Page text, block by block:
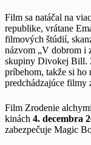
Film sa natáčal na
republike, vrátane
filmových štúdií,
názvom „V dobrom i
skupiny Divokej Bill.
príbehom, takže si
predchádzajúce filmy
Film Zrodenie
kinách 4. decembra
zabezpečuje Magic